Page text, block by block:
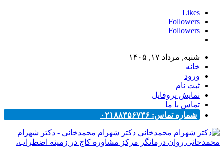
Likes
Followers
Followers
شنبه, مرداد ۱۷, ۱۴۰۵
خانه
ورود
ثبت نام
نمایش پروفایل
تماس با ما
شماره تماس: ۰۲۱۸۸۳۵۶۷۳۶
دکتر شهرام محمدخانی - دکتر شهرام
محمدخانی روان درمانگر مرکز مشاوره کاج در زمینه اضطراب،